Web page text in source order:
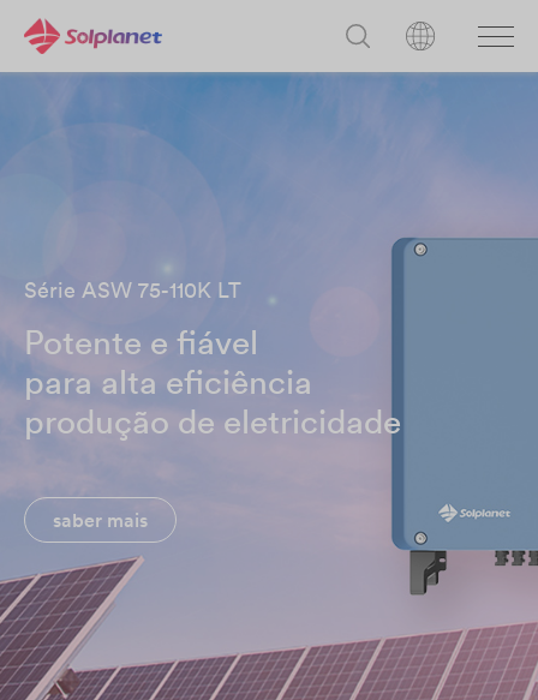
Série ASW 75-110K LT
Potente e fiável
para alta eficiência
produção de eletricidade
saber mais